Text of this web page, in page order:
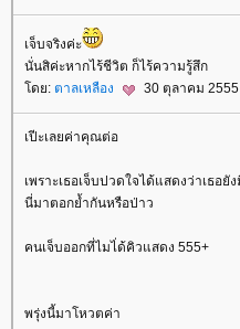
เจ็บจริงค่ะ
นั่นสิค่ะหากไร้ชีวิต ก็ไร้ความรู้สึก
ดย: ตาลเหลือง 30 ตุลาคม
เปีะเลยค่าคุณต่อ
เพราะเธอเจ็บปวดใจได้แสดงว่าเธอยั
นี่มาตอกย้ำกันหรือป่าว
คนเจ็บออกที่ไมไ่ด้คิวแสดง 555+
พรุ่งนี้มาโหวตค่า